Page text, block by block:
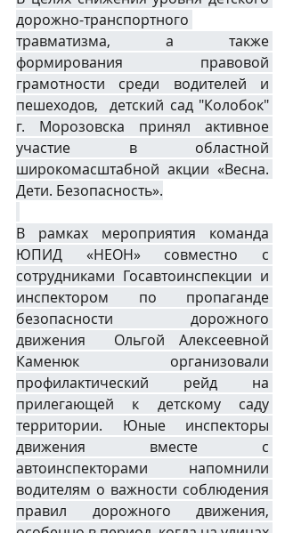
дорожно-транспортного
травматизма, а также
формирования правовой
грамотности среди водителей и
пешеходов,  детский сад "Колобок"
г. Морозовска принял активное
участие в областной
широкомасштабной акции «Весна.
Дети. Безопасность».
В рамках мероприятия команда
ЮПИД «НЕОН» совместно с
сотрудниками Госавтоинспекции и
инспектором по пропаганде
безопасности дорожного
движения  Ольгой Алексеевной
Каменюк  организовали
профилактический рейд на
прилегающей к детскому саду
территории. Юные инспекторы
движения вместе с
автоинспекторами напомнили
водителям о важности соблюдения
правил дорожного движения,